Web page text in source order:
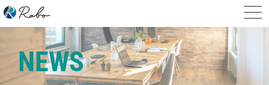
NEWS